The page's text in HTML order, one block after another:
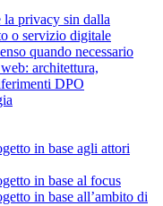
la privacy sin dalla
o servizio digitale
quando necessario
architettura,
DPO
in base agli attori
in base al focus
in base all’ambito di